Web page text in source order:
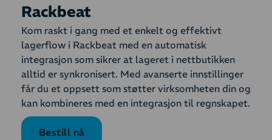
Rackbeat
Kom raskt i gang med et enkelt og effektivt
lagerflow i Rackbeat med en automatisk
integrasjon som sikrer at lageret i nettbutikken
alltid er synkronisert. Med avanserte innstillinger
får du et oppsett som støtter virksomheten din og
kan kombineres med en integrasjon til regnskapet.
Bestill nå